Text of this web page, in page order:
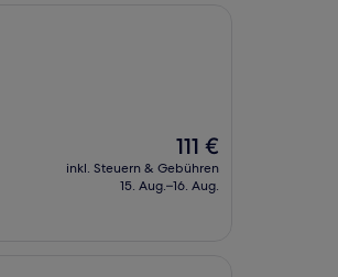
Der
Preis
beträgt
111 €
inkl. Steuern & Gebühren
15. Aug.–16. Aug.